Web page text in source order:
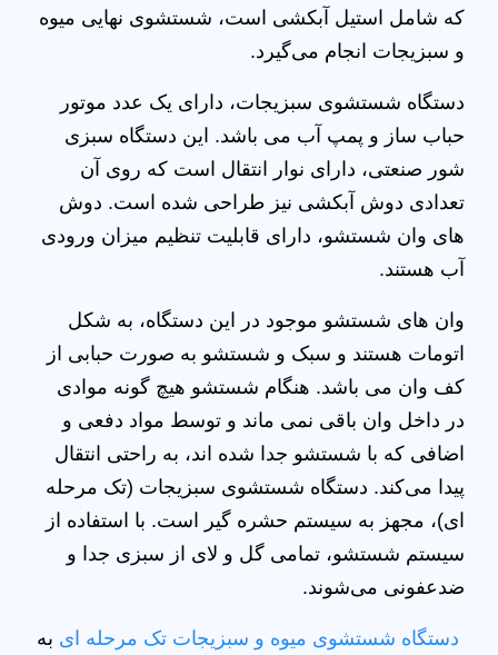
که شامل استیل آبکشی است، شستشوی نهایی میوه
و سبزیجات انجام می‌گیرد.
دستگاه شستشوی سبزیجات، دارای یک عدد موتور
حباب ساز و پمپ آب می باشد. این دستگاه سبزی
شور صنعتی، دارای نوار انتقال است که روی آن
تعدادی دوش آبکشی نیز طراحی شده است. دوش
های وان شستشو، دارای قابلیت تنظیم میزان ورودی
آب هستند.
وان های شستشو موجود در این دستگاه، به شکل
اتومات هستند و سبک و شستشو به صورت حبابی از
کف وان می باشد. هنگام شستشو هیچ گونه موادی
در داخل وان باقی نمی ماند و توسط مواد دفعی و
اضافی که با شستشو جدا شده اند، به راحتی انتقال
پیدا می‌کند. دستگاه شستشوی سبزیجات (تک مرحله
ای)، مجهز به سیستم حشره گیر است. با استفاده از
سیستم شستشو، تمامی گل و لای از سبزی جدا و
ضدعفونی می‌شوند.
دستگاه شستشوی میوه و سبزیجات تک مرحله ای به